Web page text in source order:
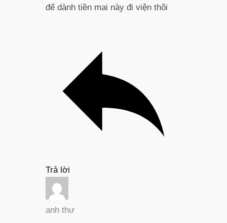
để dành tiền mai này đi viện thôi
Trả lời
anh thư